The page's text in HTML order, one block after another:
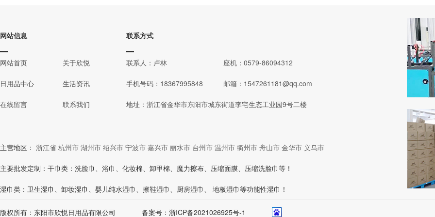
网站信息
网站首页 关于欣悦
日用品中心 生活资讯
在线留言 联系我们
联系方式
联系人：卢林 座机：0579-86094312
手机号码：18367995848 邮箱：1547261181@qq.com
地址：浙江省金华市东阳市城东街道李宅生态工业园9号二楼
主营地区： 浙江省 杭州市 湖州市 绍兴市 宁波市 嘉兴市 丽水市 台州市 温州市 衢州市 舟山市 金华市 义乌市
主要批发定制：干巾类：洗脸巾、浴巾、化妆棉、卸甲棉、魔力擦布、压缩面膜、压缩洗脸巾等！
湿巾类：卫生湿巾、卸妆湿巾、婴儿纯水湿巾、擦鞋湿巾、厨房湿巾、 地板湿巾等功能性湿巾！
版权所有：东阳市欣悦日用品有限公司 备案号： 浙ICP备2021026925号-1